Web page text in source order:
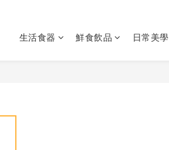
生活食器 鮮食飲品 日常美學